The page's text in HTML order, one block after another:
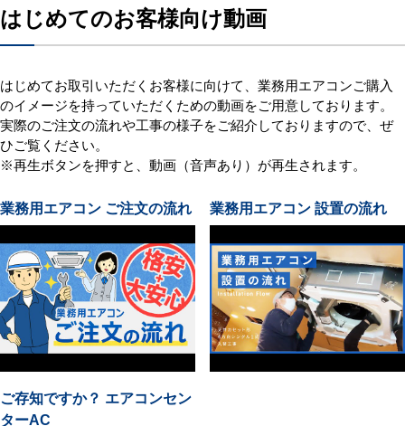
はじめてのお客様向け動画
はじめてお取引いただくお客様に向けて、業務用エアコンご購入
のイメージを持っていただくための動画をご用意しております。
実際のご注文の流れや工事の様子をご紹介しておりますので、ぜ
ひご覧ください。
※再生ボタンを押すと、動画（音声あり）が再生されます。
業務用エアコン ご注文の流れ 業務用エアコン 設置の流れ
ご存知ですか？ エアコンセン
ターAC